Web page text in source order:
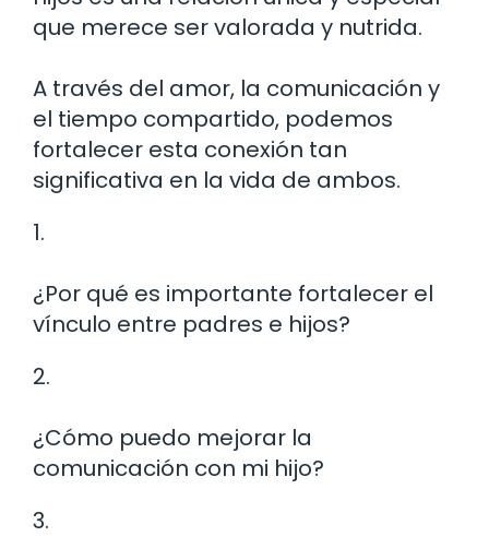
que merece ser valorada y nutrida.
A través del amor, la comunicación y
el tiempo compartido, podemos
fortalecer esta conexión tan
significativa en la vida de ambos.
1.
¿Por qué es importante fortalecer el
vínculo entre padres e hijos?
2.
¿Cómo puedo mejorar la
comunicación con mi hijo?
3.